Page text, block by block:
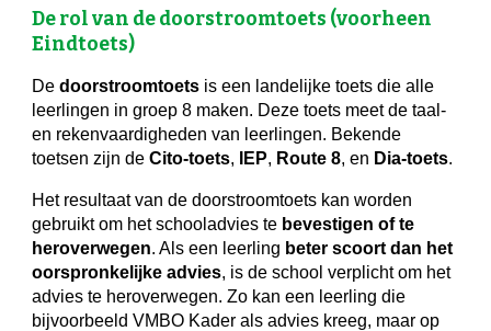
De rol van de doorstroomtoets (voorheen
Eindtoets)
Dedoorstroomtoets is een landelijke toets die alle
leerlingen in groep 8 maken. Deze toets meet de taal-
en rekenvaardigheden van leerlingen. Bekende
toetsen zijn deCito-toets, IEP, Route 8, en Dia-toets.
Het resultaat van de doorstroomtoets kan worden
gebruikt om het schooladvies te bevestigen of te
heroverwegen. Als een leerling beter scoort dan het
oorspronkelijke advies, is de school verplicht om het
advies te heroverwegen. Zo kan een leerling die
bijvoorbeeld VMBO Kader als advies kreeg, maar op